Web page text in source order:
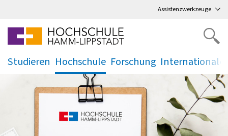
Assistenzwerkzeuge
Studieren Hochschule
.
Forschung
.